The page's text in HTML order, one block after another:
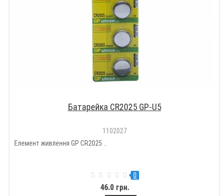
Батарейка CR2025 GP-U5
1102027
Елемент живлення GP CR2025 ..
0
46.0 грн.